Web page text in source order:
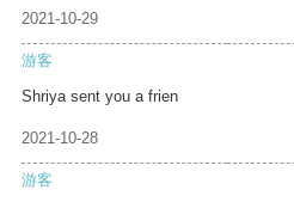
2021-10-29
游客
Shriya sent you a frien
2021-10-28
游客